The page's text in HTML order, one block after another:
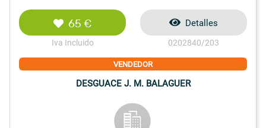
65 €
Iva Incluido
Detalles
0202840/203
VENDEDOR
DESGUACE J. M. BALAGUER